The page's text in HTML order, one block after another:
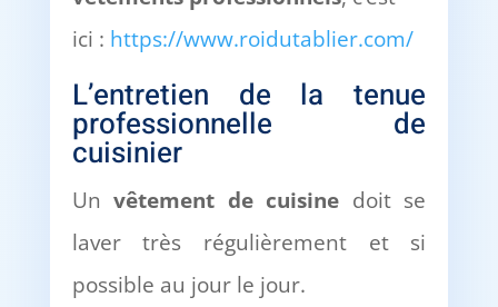
ici : https://www.roidutablier.com/
L’entretien de la tenue
professionnelle de
cuisinier
Unvêtement de cuisine doit se
laver très régulièrement et si
possible au jour le jour.